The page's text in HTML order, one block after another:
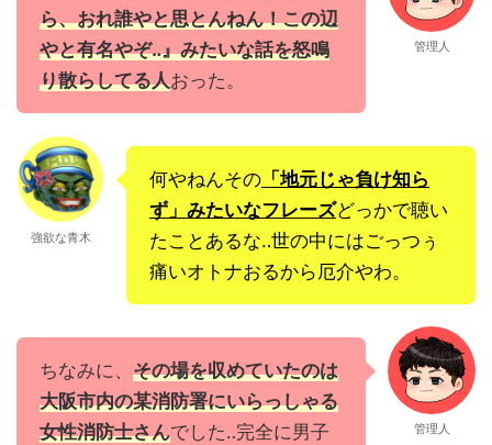
ら、おれ誰やと思とんねん！この辺
やと有名やぞ‥』みたいな話を怒鳴
り散らしてる人おった。
管理人
強欲な青木
何やねんその 「地元じゃ負け知ら
ず」みたいなフレーズどっかで聴い
たことあるな‥世の中にはごっつぅ
痛いオトナおるから厄介やわ。
ちなみに、 その場を収めていたのは
大阪市内の某消防署にいらっしゃる
女性消防士さんでした‥完全に男子
管理人